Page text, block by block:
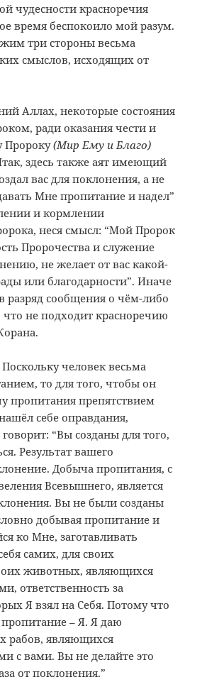
чудесности красноречия
время беспокоило мой разум.
три стороны весьма
смыслов, исходящих от
Аллах, некоторые состояния
ради оказания чести и
Пророку(Мир Ему и Благо)
здесь также аят имеющий
вас для поклонения, а не
Мне пропитание и надел”
и кормлении
неся смысл: “Мой Пророк
Пророчества и служение
не желает от вас какой-
или благодарности”. Иначе
разряд сообщения о чём-либо
не подходит красноречию
Поскольку человек весьма
то для того, чтобы он
пропитания препятствием
себе оправдания,
“Вы созданы для того,
Результат вашего
Добыча пропитания, с
Всевышнего, является
Вы не были созданы
добывая пропитание и
ко Мне, заготавливать
самих, для своих
животных, являющихся
ответственность за
Я взял на Себя. Потому что
– Я. Я даю
рабов, являющихся
с вами. Вы не делайте это
от поклонения.”